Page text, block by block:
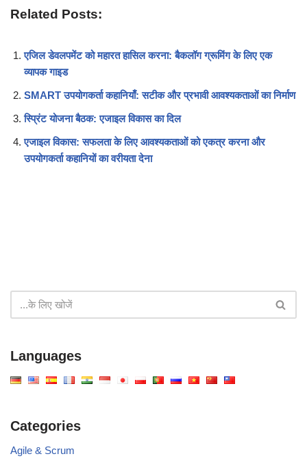
Related Posts:
एजिल डेवलपमेंट को महारत हासिल करना: बैकलॉग ग्रूमिंग के लिए एक
व्यापक गाइड
SMART उपयोगकर्ता कहानियाँ: सटीक और प्रभावी आवश्यकताओं का निर्माण
स्प्रिंट योजना बैठक: एजाइल विकास का दिल
एजाइल विकास: सफलता के लिए आवश्यकताओं को एकत्र करना और
उपयोगकर्ता कहानियों का वरीयता देना
Languages
Categories
Agile & Scrum